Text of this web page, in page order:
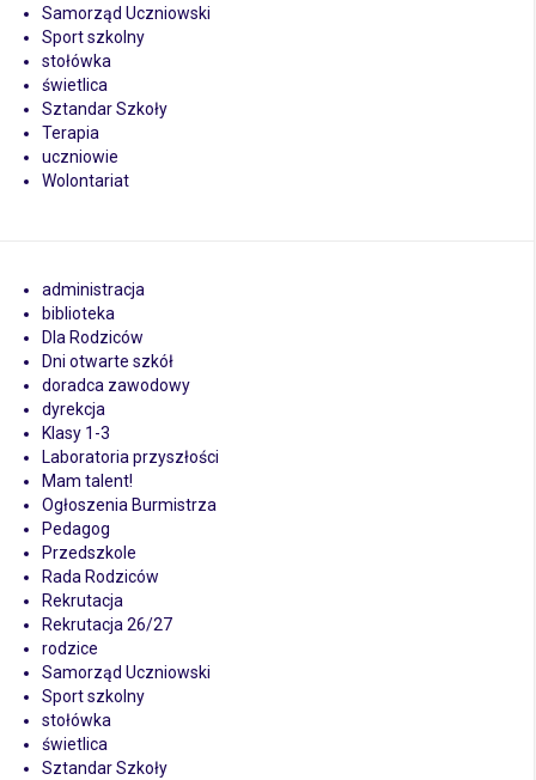
Samorząd Uczniowski
Sport szkolny
stołówka
świetlica
Sztandar Szkoły
Terapia
uczniowie
Wolontariat
administracja
biblioteka
Dla Rodziców
Dni otwarte szkół
doradca zawodowy
dyrekcja
Klasy 1-3
Laboratoria przyszłości
Mam talent!
Ogłoszenia Burmistrza
Pedagog
Przedszkole
Rada Rodziców
Rekrutacja
Rekrutacja 26/27
rodzice
Samorząd Uczniowski
Sport szkolny
stołówka
świetlica
Sztandar Szkoły